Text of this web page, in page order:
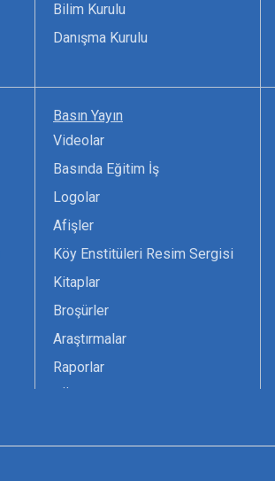
Bilim Kurulu
Danışma Kurulu
Basın Yayın
Videolar
Basında Eğitim İş
Logolar
Afişler
Köy Enstitüleri Resim Sergisi
Kitaplar
Broşürler
Araştırmalar
Raporlar
Pankartlar